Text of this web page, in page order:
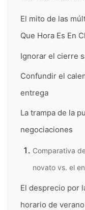
El mito de las
Que Hora Es En
Ignorar el cierre
Confundir el
entrega
La trampa de la
negociaciones
Comparativa
novato vs. el
El desprecio por
horario de verano